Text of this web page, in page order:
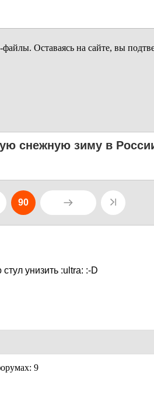
Оставаясь на сайте, вы
снежную зиму в
90
унизить :ultra: :-D